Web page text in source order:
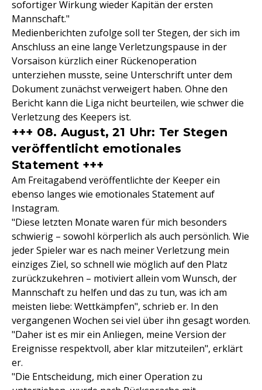
sofortiger Wirkung wieder Kapitän der ersten
Mannschaft."
Medienberichten zufolge soll ter Stegen, der sich im
Anschluss an eine lange Verletzungspause in der
Vorsaison kürzlich einer Rückenoperation
unterziehen musste, seine Unterschrift unter dem
Dokument zunächst verweigert haben. Ohne den
Bericht kann die Liga nicht beurteilen, wie schwer die
Verletzung des Keepers ist.
+++ 08. August, 21 Uhr: Ter Stegen
veröffentlicht emotionales
Statement +++
Am Freitagabend veröffentlichte der Keeper ein
ebenso langes wie emotionales Statement auf
Instagram.
"Diese letzten Monate waren für mich besonders
schwierig – sowohl körperlich als auch persönlich. Wie
jeder Spieler war es nach meiner Verletzung mein
einziges Ziel, so schnell wie möglich auf den Platz
zurückzukehren – motiviert allein vom Wunsch, der
Mannschaft zu helfen und das zu tun, was ich am
meisten liebe: Wettkämpfen", schrieb er. In den
vergangenen Wochen sei viel über ihn gesagt worden.
"Daher ist es mir ein Anliegen, meine Version der
Ereignisse respektvoll, aber klar mitzuteilen", erklärt
er.
"Die Entscheidung, mich einer Operation zu